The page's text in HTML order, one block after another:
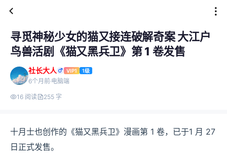
寻觅神秘少女的猫又接连破解奇案 大江户
鸟兽活剧《猫又黑兵卫》第 1 卷发售
社长大人 VIP1 1级
6个月前 电脑端
16 阅读 255 字
十月士也创作的《猫又黑兵卫》漫画第 1 卷，已于1 月 27
日正式发售。